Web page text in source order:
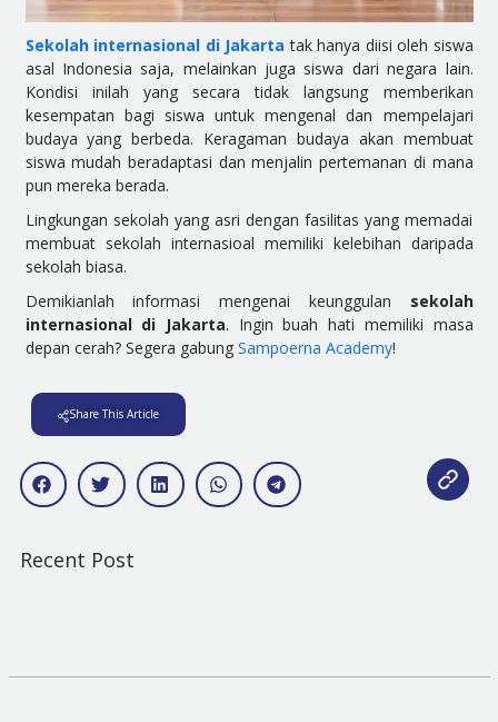
Sekolah internasional di Jakarta tak hanya diisi oleh siswa
asal Indonesia saja, melainkan juga siswa dari negara lain.
Kondisi inilah yang secara tidak langsung memberikan
kesempatan bagi siswa untuk mengenal dan mempelajari
budaya yang berbeda. Keragaman budaya akan membuat
siswa mudah beradaptasi dan menjalin pertemanan di mana
pun mereka berada.
Lingkungan sekolah yang asri dengan fasilitas yang memadai
membuat sekolah internasioal memiliki kelebihan daripada
sekolah biasa.
Demikianlah informasi mengenai keunggulan sekolah
internasional di Jakarta. Ingin buah hati memiliki masa
depan cerah? Segera gabung Sampoerna Academy!
Share This Article
Recent Post